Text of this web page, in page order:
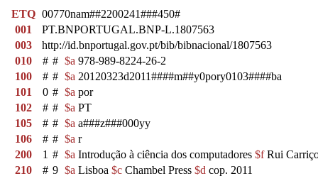
ETQ 00770nam##2200241###450#
001
PT.BNPORTUGAL.BNP-L.1807563
003
http://id.bnportugal.gov.pt/bib/bibnacional/1807563
010
# # $a 978-989-8224-26-2
100
# # $a 20120323d2011####m##y0pory0103####ba
101
0 # $a por
102
# # $a PT
105
# # $a a###z###000yy
106
# # $a r
200
1 # $a Introdução à ciência dos computadores $fRui
210
# 9 $a Lisboa $c Chambel Press $d cop. 2011